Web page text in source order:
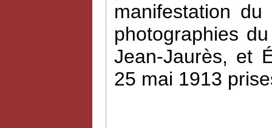
manifestation
photographies
Jean-Jaurès, et
25 mai 1913